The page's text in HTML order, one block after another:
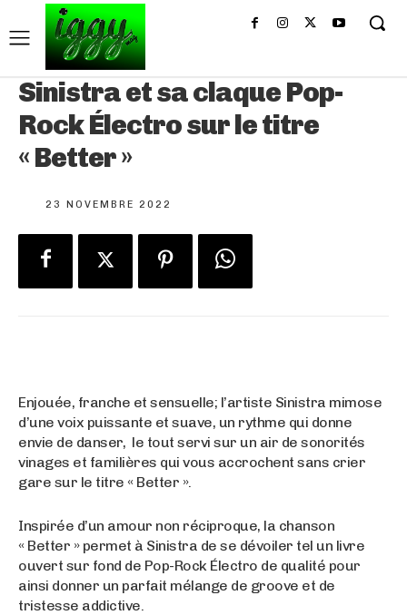
Sinistra et sa claque Pop-
Rock Électro sur le titre
« Better »
23 NOVEMBRE 2022
Enjouée, franche et sensuelle; l’artiste Sinistra mimose
d’une voix puissante et suave, un rythme qui donne
envie de danser, le tout servi sur un air de sonorités
vinages et familières qui vous accrochent sans crier
gare sur le titre « Better ».
Inspirée d’un amour non réciproque, la chanson
« Better » permet à Sinistra de se dévoiler tel un livre
ouvert sur fond de Pop-Rock Électro de qualité pour
ainsi donner un parfait mélange de groove et de
tristesse addictive.